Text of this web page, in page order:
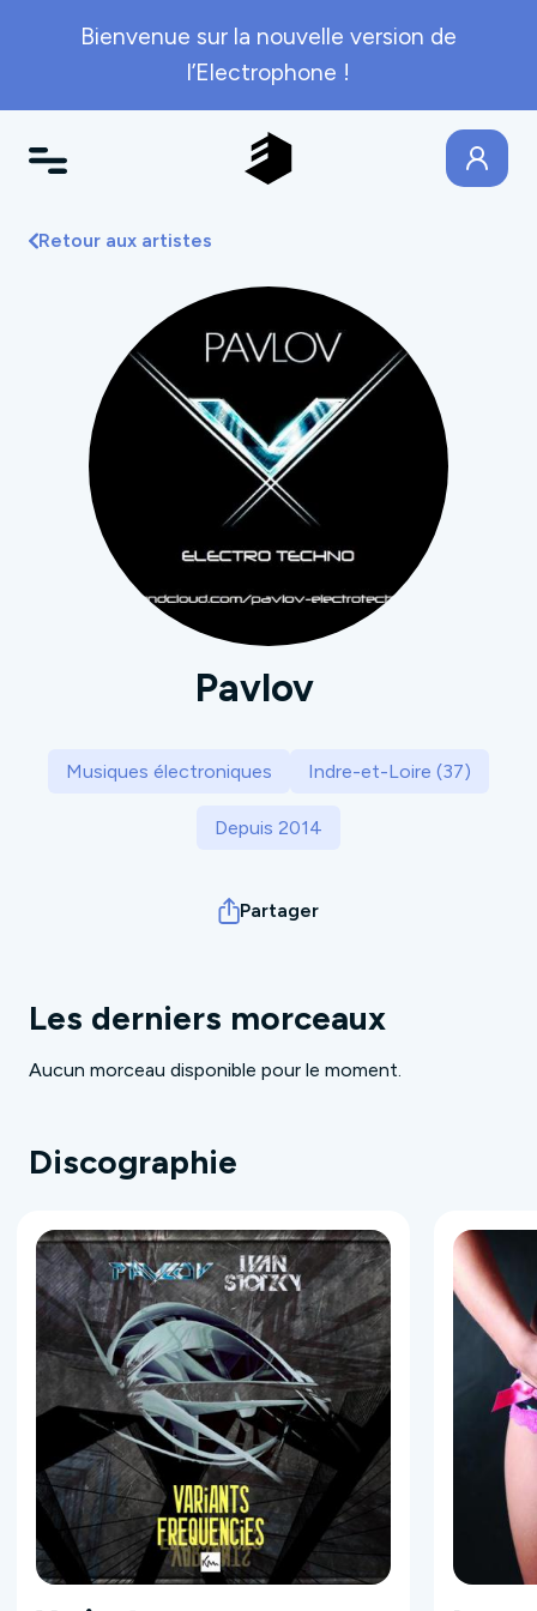
Bienvenue sur la nouvelle version de
l’Electrophone !
Retour aux artistes
Pavlov
Musiques électroniques Indre-et-Loire (37)
Depuis 2014
Partager
Les derniers morceaux
Aucun morceau disponible pour le moment.
Discographie